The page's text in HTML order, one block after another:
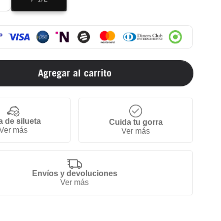
Agregar al carrito
de silueta
más
Cuida tu gorra
Ver más
Envíos y devoluciones
Ver más